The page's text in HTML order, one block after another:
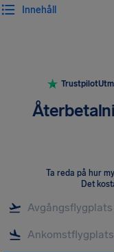
Innehåll
Trustpilot
Ta reda på hur
Det